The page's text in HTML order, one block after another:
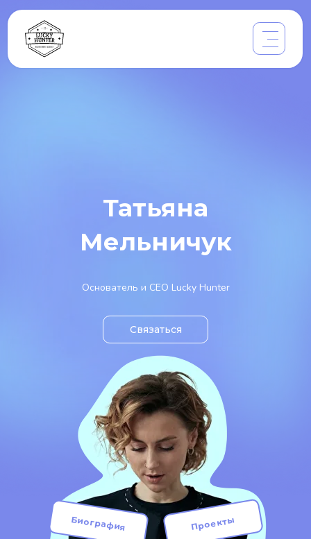
Татьяна
Мельничук
Связаться
Основатель и СЕО Lucky Hunter
Биография Проекты